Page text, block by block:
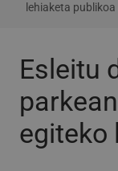
lehiaketa publikoa
Esleitu
egiteko